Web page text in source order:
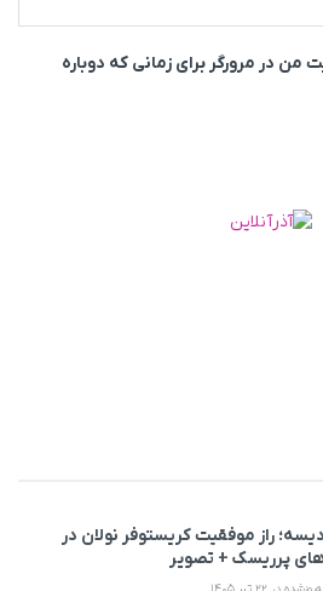
من در مرورگر برای زمانی که دوباره
راز موفقیت کریستوفر نولان در
پرریسک + تصویر